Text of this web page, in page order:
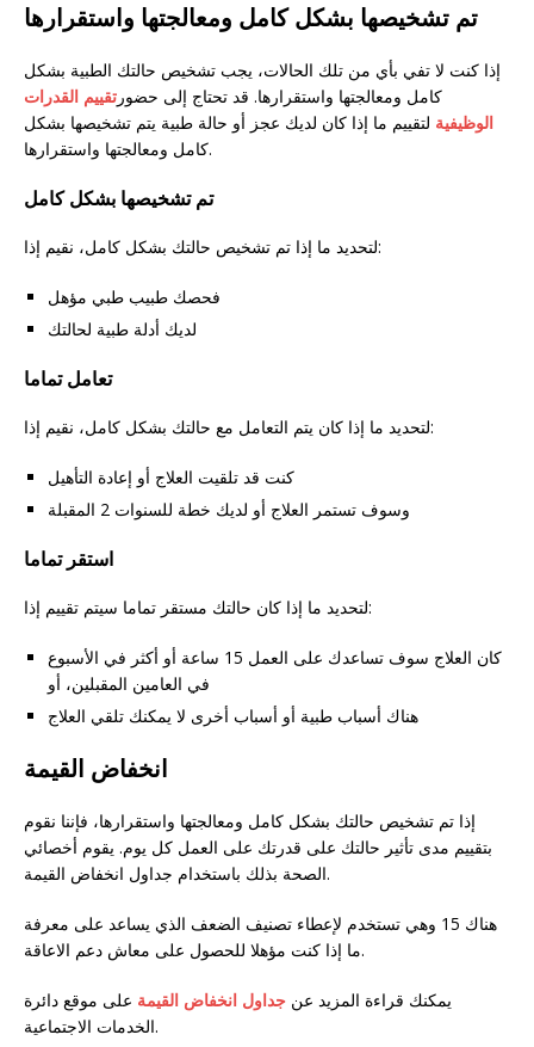
تم تشخيصها بشكل كامل ومعالجتها واستقرارها
إذا كنت لا تفي بأي من تلك الحالات، يجب تشخيص حالتك الطبية بشكل
كامل ومعالجتها واستقرارها. قد تحتاج إلى حضور تقييم القدرات
الوظيفية لتقييم ما إذا كان لديك عجز أو حالة طبية يتم تشخيصها بشكل
كامل ومعالجتها واستقرارها.
تم تشخيصها بشكل كامل
لتحديد ما إذا تم تشخيص حالتك بشكل كامل، نقيم إذا:
فحصك طبيب طبي مؤهل
لديك أدلة طبية لحالتك
تعامل تماما
لتحديد ما إذا كان يتم التعامل مع حالتك بشكل كامل، نقيم إذا:
كنت قد تلقيت العلاج أو إعادة التأهيل
وسوف تستمر العلاج أو لديك خطة للسنوات 2 المقبلة
استقر تماما
لتحديد ما إذا كان حالتك مستقر تماما سيتم تقييم إذا:
كان العلاج سوف تساعدك على العمل 15 ساعة أو أكثر في الأسبوع
في العامين المقبلين، أو
هناك أسباب طبية أو أسباب أخرى لا يمكنك تلقي العلاج
انخفاض القيمة
إذا تم تشخيص حالتك بشكل كامل ومعالجتها واستقرارها، فإننا نقوم
بتقييم مدى تأثير حالتك على قدرتك على العمل كل يوم. يقوم أخصائي
الصحة بذلك باستخدام جداول انخفاض القيمة.
هناك 15 وهي تستخدم لإعطاء تصنيف الضعف الذي يساعد على معرفة
ما إذا كنت مؤهلا للحصول على معاش دعم الاعاقة.
يمكنك قراءة المزيد عن جداول انخفاض القيمة على موقع دائرة
الخدمات الاجتماعية.